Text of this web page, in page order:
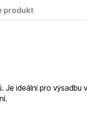
produkt
Je ideální pro